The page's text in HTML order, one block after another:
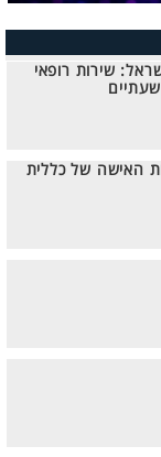
שירות רופאי
שעתיים
האישה של כללית